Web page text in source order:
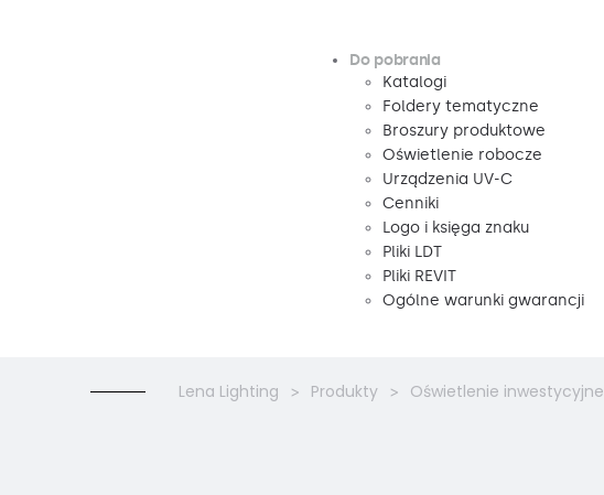
Do pobrania
Katalogi
Foldery tematyczne
Broszury produktowe
Oświetlenie robocze
Urządzenia UV-C
Cenniki
Logo i księga znaku
Pliki LDT
Pliki REVIT
Ogólne warunki gwarancji
Lena Lighting Produkty Oświetlenie inwestycyjne